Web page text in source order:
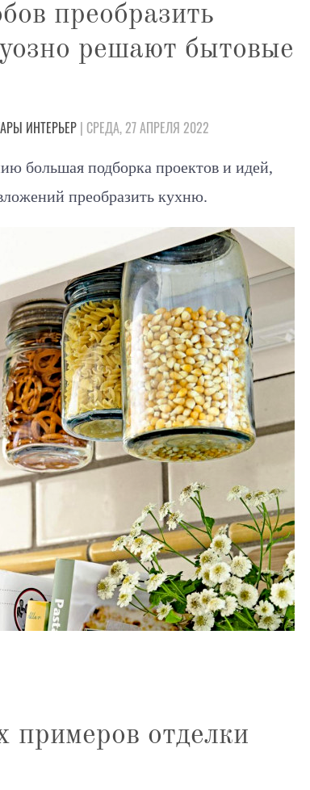
преобразить
решают бытовые
ИНТЕРЬЕР | СРЕДА, 27 АПРЕЛЯ 2022
большая подборка проектов и идей,
преобразить кухню.
отделки